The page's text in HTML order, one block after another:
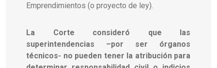
Emprendimientos (o proyecto de ley).
La Corte consideró que las
superintendencias –por ser órganos
técnicos- no pueden tener la atribución para